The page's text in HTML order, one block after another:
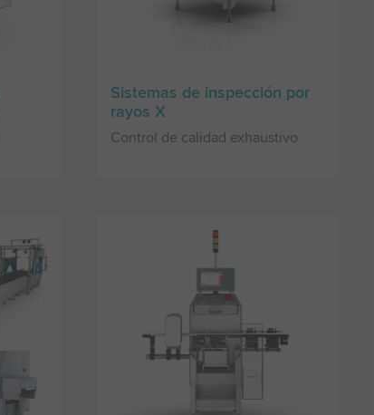
Sistemas de inspección por
rayos X
Control de calidad exhaustivo